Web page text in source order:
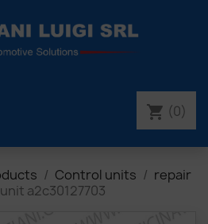
shopping_cart (0)
Control units
repair
a2c30127703